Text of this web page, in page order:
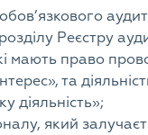
Реєстру
мають право
та
діяльність»;
який